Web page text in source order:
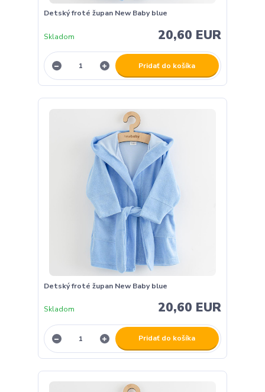
Detský froté župan New Baby blue
20,60 EUR
Skladom
Pridať do košíka
Detský froté župan New Baby blue
20,60 EUR
Skladom
Pridať do košíka